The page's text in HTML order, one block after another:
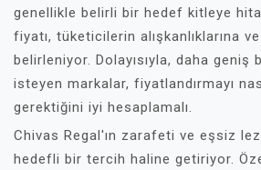
genellikle belirli bir hedef kitleye
fiyatı, tüketicilerin alışkanlıklarına
belirleniyor. Dolayısıyla, daha geniş
isteyen markalar, fiyatlandırmayı
gerektiğini iyi hesaplamalı.
Chivas Regal'ın zarafeti ve eşsiz
hedefli bir tercih haline getiriyor.